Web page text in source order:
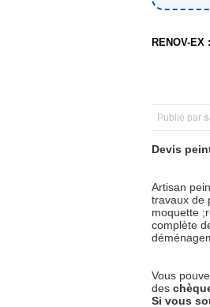
RENOV-
Publié par
Devis
Artisan
travaux de
moquette
complète
Vous
des
Si vous